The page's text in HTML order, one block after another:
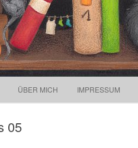
ÜBER MICH IMPRESSUM
05